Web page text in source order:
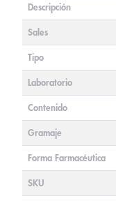
Descripción
Sales
Tipo
Laboratorio
Contenido
Gramaje
Forma Farmacéutica
SKU